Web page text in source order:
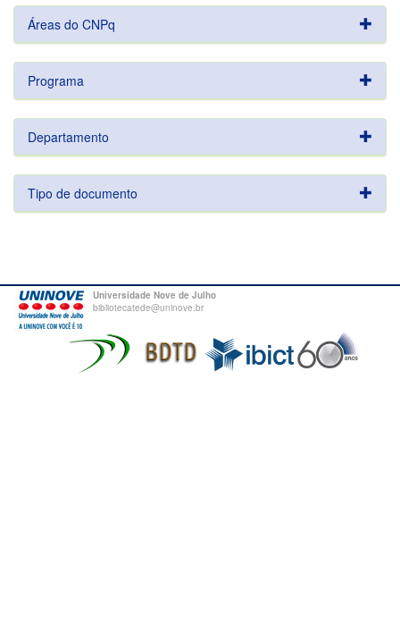
Áreas do CNPq
Programa
Departamento
Tipo de documento
Universidade Nove de Julho
bibliotecatede@uninove.br